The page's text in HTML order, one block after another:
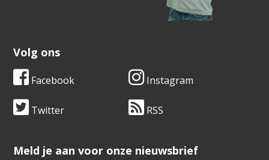
Volg ons
Facebook Instagram
Twitter RSS
​​​​​​​Meld je aan voor onze nieuwsbrief